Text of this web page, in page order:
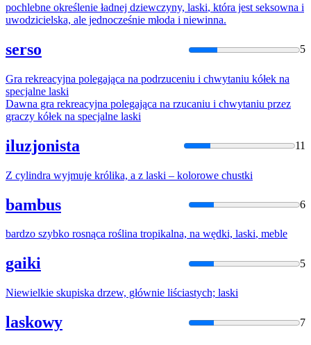
pochlebne określenie ładnej dziewczyny, laski, która jest seksowna i
uwodzicielska, ale jednocześnie młoda i niewinna.
serso 5
Gra rekreacyjna polegająca na podrzuceniu i chwytaniu kółek na
specjalne laski
Dawna gra rekreacyjna polegająca na rzucaniu i chwytaniu przez
graczy kółek na specjalne laski
iluzjonista 11
Z cylindra wyjmuje królika, a z laski – kolorowe chustki
bambus 6
bardzo szybko rosnąca roślina tropikalna, na wędki, laski, meble
gaiki 5
Niewielkie skupiska drzew, głównie liściastych; laski
laskowy 7